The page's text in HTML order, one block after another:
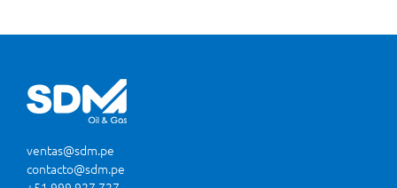
ventas@sdm.pe
contacto@sdm.pe